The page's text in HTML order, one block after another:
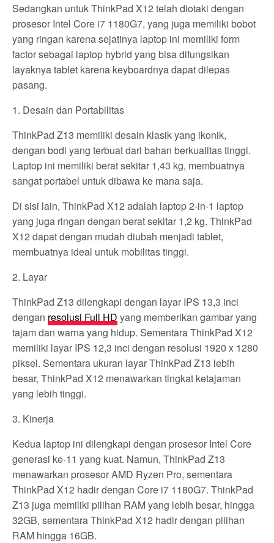
Sedangkan untuk ThinkPad X12 telah diotaki dengan
prosesor Intel Core i7 1180G7, yang juga memiliki bobot
yang ringan karena sejatinya laptop ini memiliki form
factor sebagai laptop hybrid yang bisa difungsikan
layaknya tablet karena keyboardnya dapat dilepas
pasang.
1. Desain dan Portabilitas
ThinkPad Z13 memiliki desain klasik yang ikonik,
dengan bodi yang terbuat dari bahan berkualitas tinggi.
Laptop ini memiliki berat sekitar 1,43 kg, membuatnya
sangat portabel untuk dibawa ke mana saja.
Di sisi lain, ThinkPad X12 adalah laptop 2-in-1 laptop
yang juga ringan dengan berat sekitar 1,2 kg. ThinkPad
X12 dapat dengan mudah diubah menjadi tablet,
membuatnya ideal untuk mobilitas tinggi.
2. Layar
ThinkPad Z13 dilengkapi dengan layar IPS 13,3 inci
dengan resolusi Full HD yang memberikan gambar yang
tajam dan warna yang hidup. Sementara ThinkPad X12
memiliki layar IPS 12,3 inci dengan resolusi 1920 x 1280
piksel. Sementara ukuran layar ThinkPad Z13 lebih
besar, ThinkPad X12 menawarkan tingkat ketajaman
yang lebih tinggi.
3. Kinerja
Kedua laptop ini dilengkapi dengan prosesor Intel Core
generasi ke-11 yang kuat. Namun, ThinkPad Z13
menawarkan prosesor AMD Ryzen Pro, sementara
ThinkPad X12 hadir dengan Core i7 1180G7. ThinkPad
Z13 juga memiliki pilihan RAM yang lebih besar, hingga
32GB, sementara ThinkPad X12 hadir dengan pilihan
RAM hingga 16GB.